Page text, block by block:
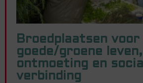
Broedplaatsen
goede/groene leven,
ontmoeting en
verbinding